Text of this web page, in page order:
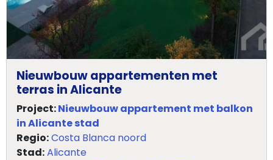
Nieuwbouw appartementen met
terras in Alicante
Project:Nieuwbouw appartement met balkon
in Alicante stad
Regio:Costa Blanca noord
Stad:Alicante